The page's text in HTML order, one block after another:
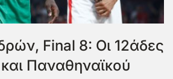
Final 8: Οι 12άδες
Παναθηναϊκού